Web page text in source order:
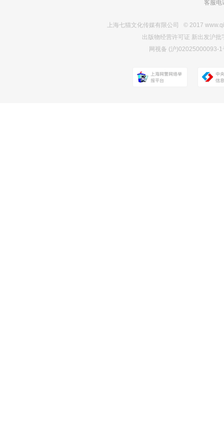
客服电
上海七猫文化传媒有限公司 © 2017
出版物经营许可证 新出发沪
网视备 (沪)02025000093-